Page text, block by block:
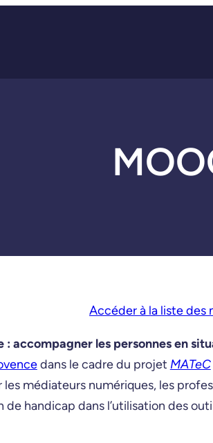
Accéder à la liste des
accompagner les personnes en
dans le cadre du projet MATeC
les médiateurs numériques, les
handicap dans l’utilisation des